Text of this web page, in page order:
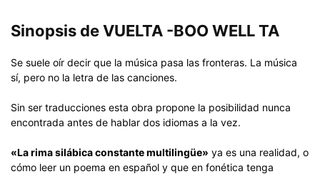
Sinopsis de VUELTA -BOO WELL TA
Se suele oír decir que la música pasa las fronteras. La música
sí, pero no la letra de las canciones.
Sin ser traducciones esta obra propone la posibilidad nunca
encontrada antes de hablar dos idiomas a la vez.
«La rima silábica constante multilingüe» ya es una realidad, o
cómo leer un poema en español y que en fonética tenga